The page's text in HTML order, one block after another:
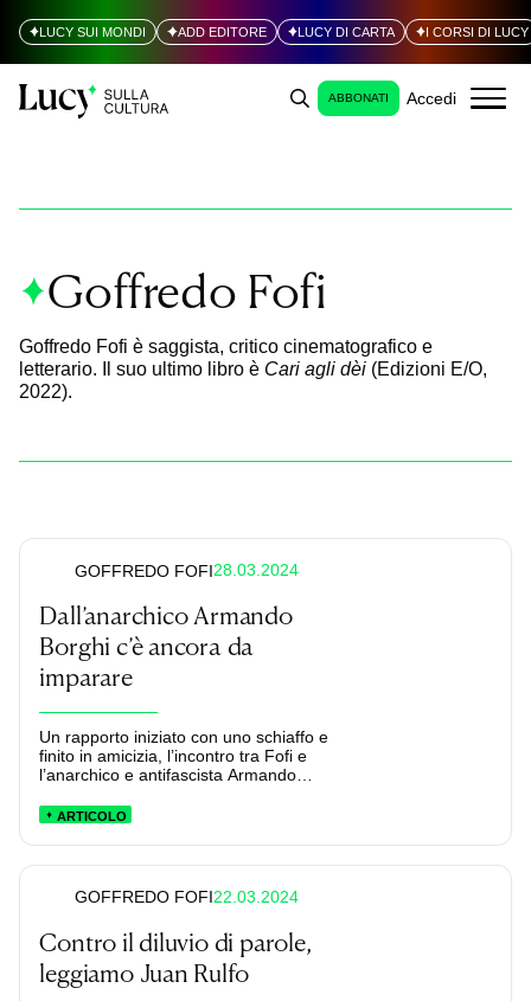
LUCY SUI MONDI ADD EDITORE LUCY DI CARTA I CORSI DI LUCY
ABBONATI Accedi
Goffredo Fofi
Goffredo Fofi è saggista, critico cinematografico e
letterario. Il suo ultimo libro è Cari agli dèi (Edizioni E/O,
2022).
GOFFREDO FOFI28.03.2024
Dall’anarchico Armando
Borghi c’è ancora da
imparare
Un rapporto iniziato con uno schiaffo e
finito in amicizia, l’incontro tra Fofi e
l’anarchico e antifascista Armando
ARTICOLO
GOFFREDO FOFI22.03.2024
Contro il diluvio di parole,
leggiamo Juan Rulfo